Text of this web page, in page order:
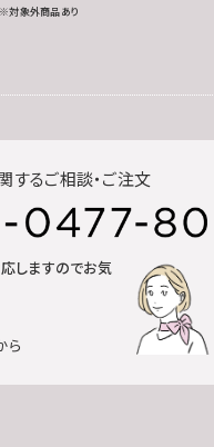
※対象外商品あり
するご相談・ご注文
しますのでお気
ら